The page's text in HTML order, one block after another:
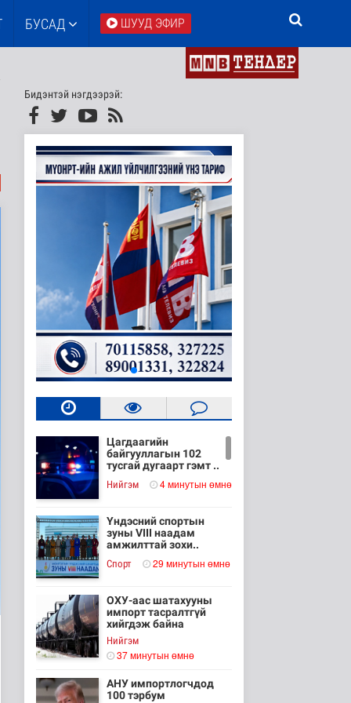
БУСАД ШУУД ЭФИР
Бидэнтэй нэгдээрэй:
Цагдаагийн
байгууллагын 102
тусгай дугаарт гэмт ..
Нийгэм 4 минутын өмнө
Үндэсний спортын
зуны VIII наадам
амжилттай зохи..
Cпорт 29 минутын өмнө
ОХУ-аас шатахууны
импорт тасралтгүй
хийгдэж байна
Нийгэм
37 минутын өмнө
АНУ импортлогчдод
100 тэрбум